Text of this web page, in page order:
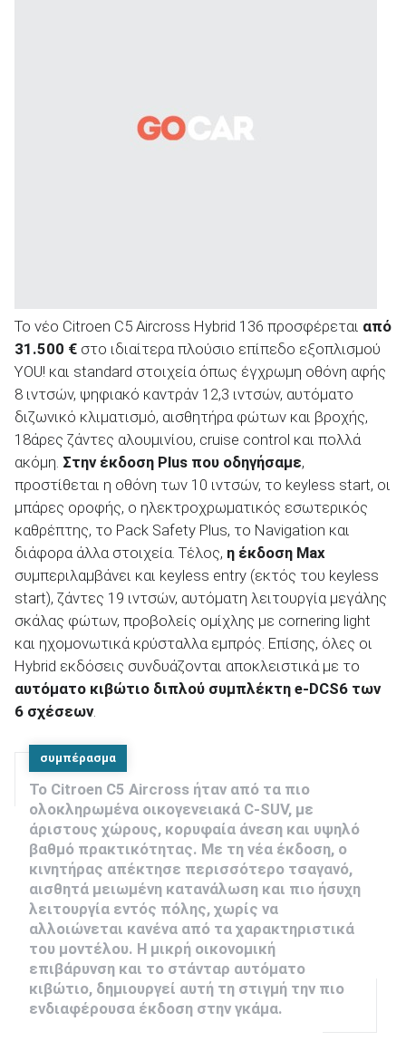
Το νέο Citroen C5 Aircross Hybrid 136 προσφέρεται από
31.500 € στο ιδιαίτερα πλούσιο επίπεδο εξοπλισμού
YOU! και standard στοιχεία όπως έγχρωμη οθόνη αφής
8 ιντσών, ψηφιακό καντράν 12,3 ιντσών, αυτόματο
διζωνικό κλιματισμό, αισθητήρα φώτων και βροχής,
18άρες ζάντες αλουμινίου, cruise control και πολλά
ακόμη. Στην έκδοση Plus που οδηγήσαμε,
προστίθεται η οθόνη των 10 ιντσών, το keyless start, οι
μπάρες οροφής, ο ηλεκτροχρωματικός εσωτερικός
καθρέπτης, το Pack Safety Plus, το Navigation και
διάφορα άλλα στοιχεία. Τέλος, η έκδοση Max
συμπεριλαμβάνει και keyless entry (εκτός του keyless
start), ζάντες 19 ιντσών, αυτόματη λειτουργία μεγάλης
σκάλας φώτων, προβολείς ομίχλης με cornering light
και ηχομονωτικά κρύσταλλα εμπρός. Επίσης, όλες οι
Hybrid εκδόσεις συνδυάζονται αποκλειστικά με το
αυτόματο κιβώτιο διπλού συμπλέκτη e-DCS6 των
6 σχέσεων.
συμπέρασμα
Το Citroen C5 Aircross ήταν από τα πιο
ολοκληρωμένα οικογενειακά C-SUV, με
άριστους χώρους, κορυφαία άνεση και υψηλό
βαθμό πρακτικότητας. Με τη νέα έκδοση, ο
κινητήρας απέκτησε περισσότερο τσαγανό,
αισθητά μειωμένη κατανάλωση και πιο ήσυχη
λειτουργία εντός πόλης, χωρίς να
αλλοιώνεται κανένα από τα χαρακτηριστικά
του μοντέλου. Η μικρή οικονομική
επιβάρυνση και το στάνταρ αυτόματο
κιβώτιο, δημιουργεί αυτή τη στιγμή την πιο
ενδιαφέρουσα έκδοση στην γκάμα.